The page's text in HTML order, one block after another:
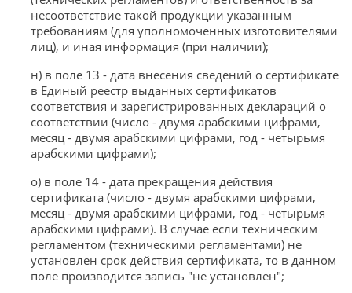
несоответствие такой продукции указанным
требованиям (для уполномоченных изготовителями
лиц), и иная информация (при наличии);
н) в поле 13 - дата внесения сведений о сертификате
в Единый реестр выданных сертификатов
соответствия и зарегистрированных деклараций о
соответствии (число - двумя арабскими цифрами,
месяц - двумя арабскими цифрами, год - четырьмя
арабскими цифрами);
о) в поле 14 - дата прекращения действия
сертификата (число - двумя арабскими цифрами,
месяц - двумя арабскими цифрами, год - четырьмя
арабскими цифрами). В случае если техническим
регламентом (техническими регламентами) не
установлен срок действия сертификата, то в данном
поле производится запись "не установлен";